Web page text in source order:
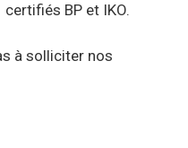
BP et IKO.
à solliciter nos